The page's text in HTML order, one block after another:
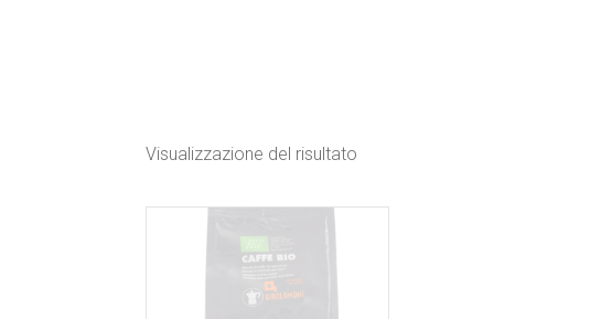
Visualizzazione del risultato